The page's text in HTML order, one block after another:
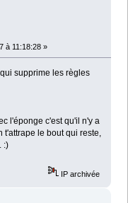
à 11:18:28 »
supprime les règles
l'éponge c'est qu'il n'y a
le bout qui reste,
:)
IP archivée